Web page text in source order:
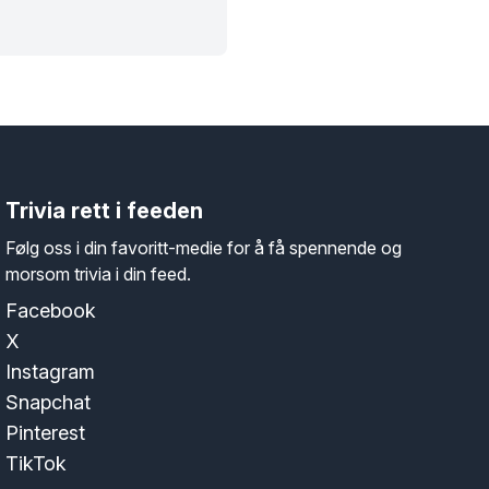
Trivia rett i feeden
Følg oss i din favoritt-medie for å få spennende og
morsom trivia i din feed.
Facebook
X
Instagram
Snapchat
Pinterest
TikTok